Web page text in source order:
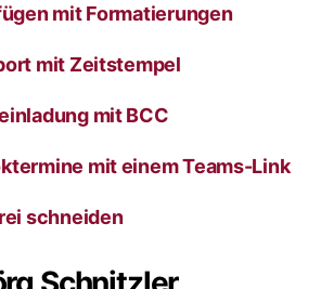
mit Formatierungen
mit Zeitstempel
mit BCC
mit einem Teams-Link
schneiden